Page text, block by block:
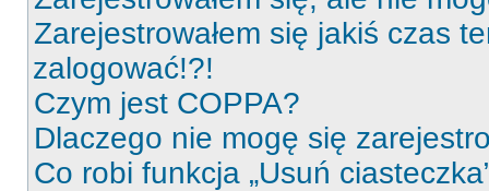
Zarejestrowałem się jakiś czas
zalogować!?!
Czym jest COPPA?
Dlaczego nie mogę się
Co robi funkcja „Usuń